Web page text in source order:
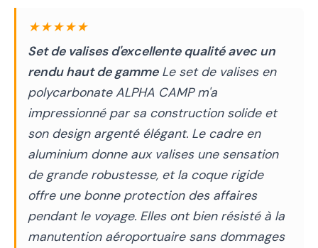
★★★★★
Set de valises d'excellente qualité avec un
rendu haut de gammeLe set de valises en
polycarbonate ALPHA CAMP m'a
impressionné par sa construction solide et
son design argenté élégant. Le cadre en
aluminium donne aux valises une sensation
de grande robustesse, et la coque rigide
offre une bonne protection des affaires
pendant le voyage. Elles ont bien résisté à la
manutention aéroportuaire sans dommages